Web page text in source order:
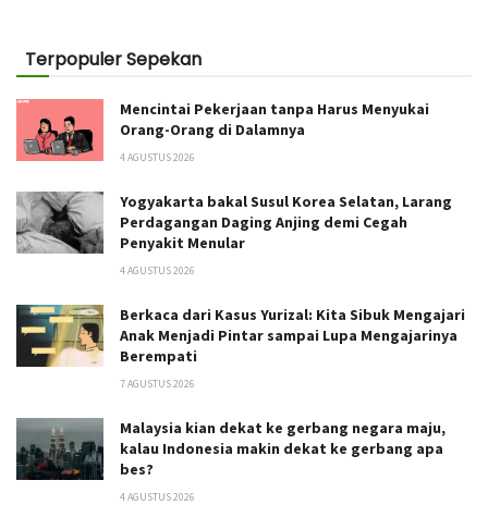
Terpopuler Sepekan
Mencintai Pekerjaan tanpa Harus Menyukai
Orang-Orang di Dalamnya
4 AGUSTUS 2026
Yogyakarta bakal Susul Korea Selatan, Larang
Perdagangan Daging Anjing demi Cegah
Penyakit Menular
4 AGUSTUS 2026
Berkaca dari Kasus Yurizal: Kita Sibuk Mengajari
Anak Menjadi Pintar sampai Lupa Mengajarinya
Berempati
7 AGUSTUS 2026
Malaysia kian dekat ke gerbang negara maju,
kalau Indonesia makin dekat ke gerbang apa
bes?
4 AGUSTUS 2026